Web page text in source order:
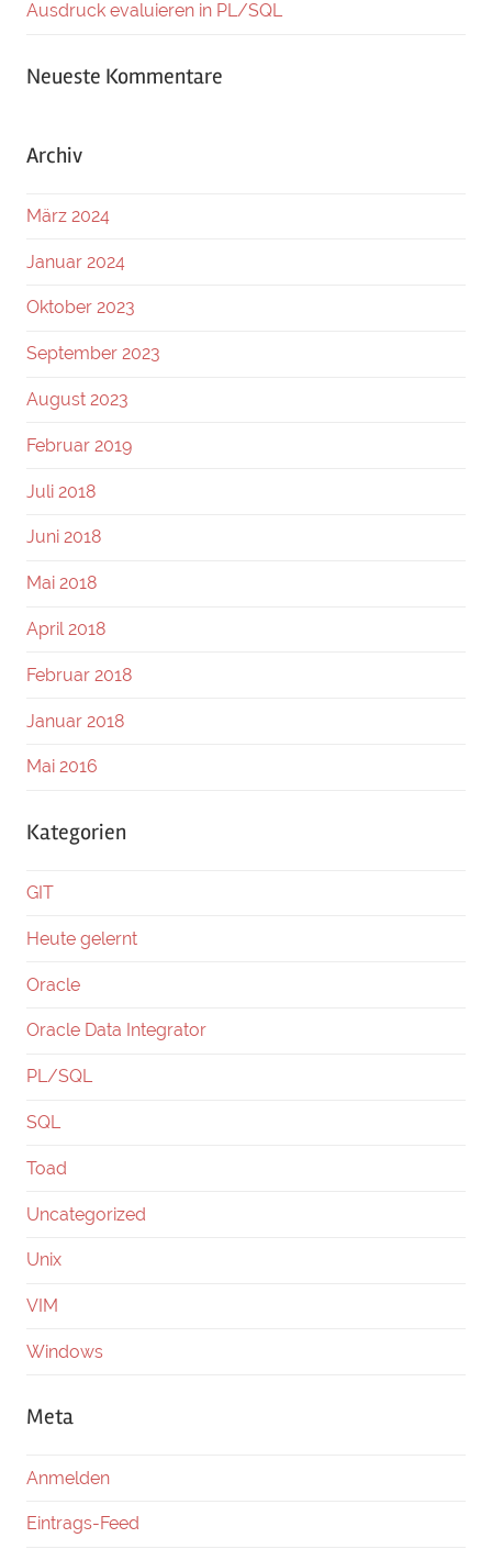
Ausdruck evaluieren in PL/SQL
Neueste Kommentare
Archiv
März 2024
Januar 2024
Oktober 2023
September 2023
August 2023
Februar 2019
Juli 2018
Juni 2018
Mai 2018
April 2018
Februar 2018
Januar 2018
Mai 2016
Kategorien
GIT
Heute gelernt
Oracle
Oracle Data Integrator
PL/SQL
SQL
Toad
Uncategorized
Unix
VIM
Windows
Meta
Anmelden
Eintrags-Feed